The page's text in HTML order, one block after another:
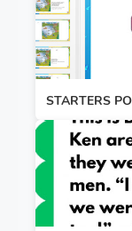
STARTERS